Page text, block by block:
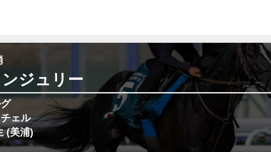
ジュリー
ェル
(美浦)